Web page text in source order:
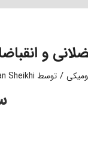
و
/ توسط Sheikhi